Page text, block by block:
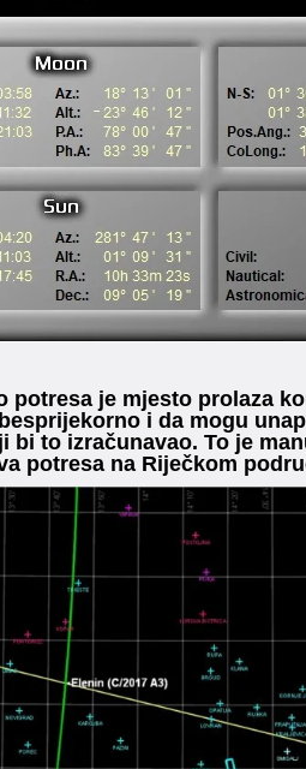
potresa je mjesto prolaza
i da mogu
bi to izračunavao. To je
potresa na Riječkom